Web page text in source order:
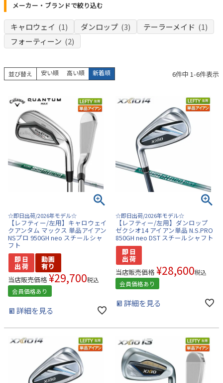
メーカー・ブランドで絞り込む
キャロウェイ (1) ダンロップ (3) テーラーメイド (1)
フォーティーン (2)
並び替え 安い順 高い順 新着順 6件中 1-6件表示
☆即日出荷/2026年モデル☆
【レフティー/左用】キャロウェイ
クアンタム マックス 単品アイアン
NSプロ 950GH neo スチールシャ
フト
当店販売価格 ¥29,700税込
会員価格あり
詳細を見る
☆即日出荷/2026年モデル☆
【レフティー/左用】ダンロップ
ゼクシオ14 アイアン単品 N.S.PRO
850GH neo DST スチールシャフト
当店販売価格 ¥28,600税込
会員価格あり
詳細を見る